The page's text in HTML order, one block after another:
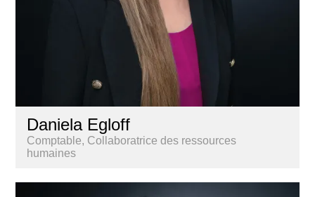
Daniela Egloff
Comptable, Collaboratrice des ressources
humaines